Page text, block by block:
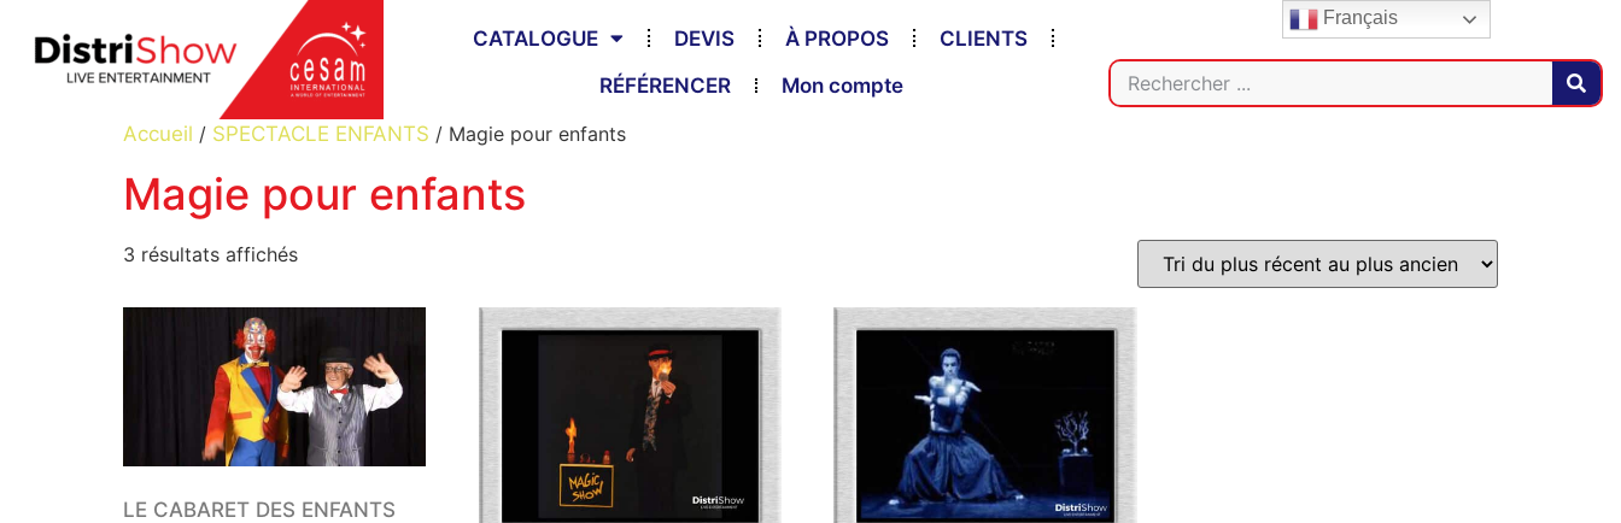
CATALOGUE DEVIS À PROPOS
CLIENTS
RÉFÉRENCER
Mon compte
Accueil / SPECTACLE ENFANTS / Magie pour enfants
Magie pour enfants
3 résultats affichés
LE CABARET DES ENFANTS
Français